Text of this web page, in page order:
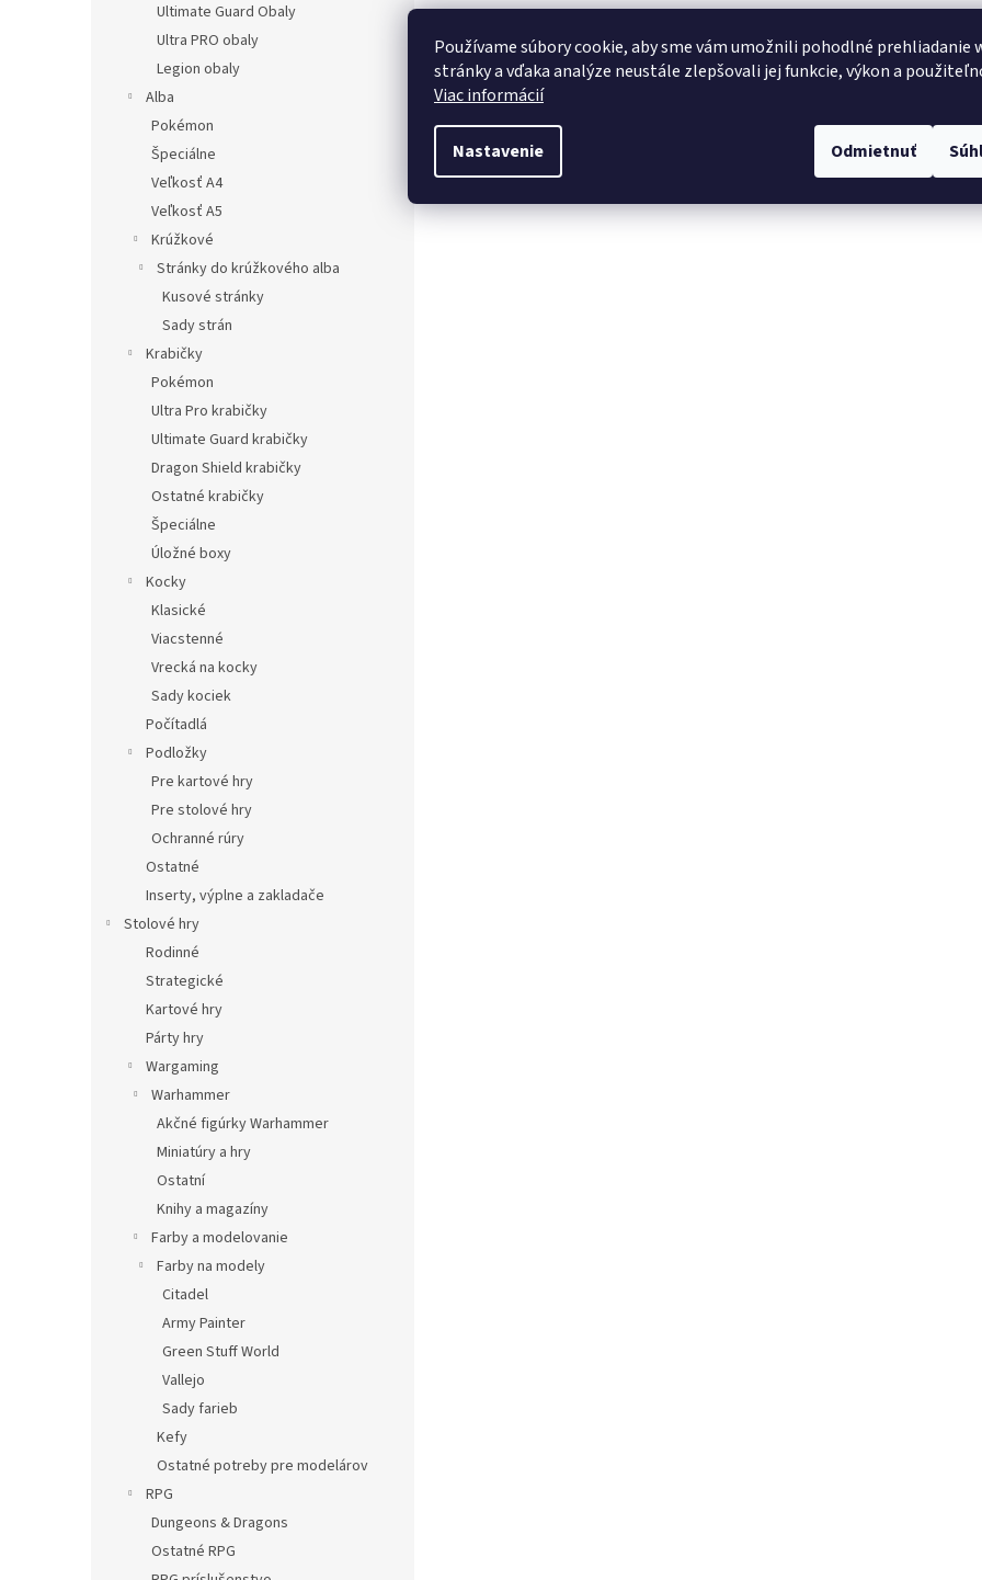
Používame súbory cookie, aby sme vám umožnili pohodlné prehliadanie
stránky a vďaka analýze neustále zlepšovali jej funkcie, výkon a
Viac informácií
Nastavenie Odmietnuť
Ultimate Guard Obaly
Ultra PRO obaly
Legion obaly
Alba
Pokémon
Špeciálne
Veľkosť A4
Veľkosť A5
Krúžkové
Stránky do krúžkového alba
Kusové stránky
Sady strán
Krabičky
Pokémon
Ultra Pro krabičky
Ultimate Guard krabičky
Dragon Shield krabičky
Ostatné krabičky
Špeciálne
Úložné boxy
Kocky
Klasické
Viacstenné
Vrecká na kocky
Sady kociek
Počítadlá
Podložky
Pre kartové hry
Pre stolové hry
Ochranné rúry
Ostatné
Inserty, výplne a zakladače
Stolové hry
Rodinné
Strategické
Kartové hry
Párty hry
Wargaming
Warhammer
Akčné figúrky Warhammer
Miniatúry a hry
Ostatní
Knihy a magazíny
Farby a modelovanie
Farby na modely
Citadel
Army Painter
Green Stuff World
Vallejo
Sady farieb
Kefy
Ostatné potreby pre modelárov
RPG
Dungeons & Dragons
Ostatné RPG